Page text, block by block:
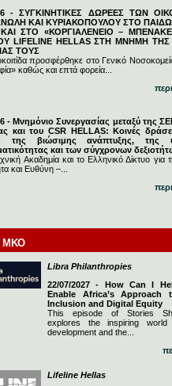
- ΣΥΓΚΙΝΗΤΙΚΕΣ ΔΩΡΕΕΣ ΤΩΝ
ΚΑΙ ΚΥΡΙΑΚΟΠΟΥΛΟΥ ΣΤΟ
ΣΤΟ «ΚΟΡΓΙΑΛΕΝΕΙΟ –
LIFELINE HELLAS ΣΤΗ ΜΝΗΜΗ
ΤΟΥΣ
προσφέρθηκε στο Γενικό
καθώς και επτά φορεία...
- Μνημόνιο Συνεργασίας μεταξύ της
και του CSR HELLAS: Κοινές
της βιώσιμης ανάπτυξης, της
και των σύγχρονων
Ακαδημία και το Ελληνικό Δίκτυο για
και Ευθύνη –...
Libra Philanthropies
22/07/2027 - How Can I
Enable Africa’s Approach
Inclusion and Digital Equity
This episode of Stories
explores the inspiring
development and the...
Lifeline Hellas